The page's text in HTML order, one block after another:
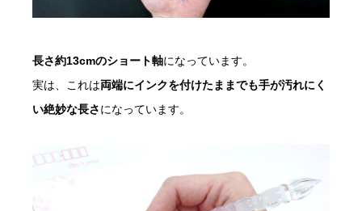
長さ約13cmのショート軸になっています。
実は、これは両端にインクを付けたままでも手が汚れにく
い絶妙な長さになっています。